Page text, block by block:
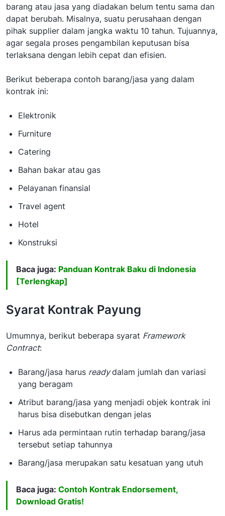
barang atau jasa yang diadakan belum tentu sama dan
dapat berubah. Misalnya, suatu perusahaan dengan
pihak supplier dalam jangka waktu 10 tahun. Tujuannya,
agar segala proses pengambilan keputusan bisa
terlaksana dengan lebih cepat dan efisien.
Berikut beberapa contoh barang/jasa yang dalam
kontrak ini:
Elektronik
Furniture
Catering
Bahan bakar atau gas
Pelayanan finansial
Travel agent
Hotel
Konstruksi
Baca juga: Panduan Kontrak Baku di Indonesia
[Terlengkap]
Syarat Kontrak Payung
Umumnya, berikut beberapa syarat Framework
Contract:
Barang/jasa harus readydalam jumlah dan variasi
yang beragam
Atribut barang/jasa yang menjadi objek kontrak ini
harus bisa disebutkan dengan jelas
Harus ada permintaan rutin terhadap barang/jasa
tersebut setiap tahunnya
Barang/jasa merupakan satu kesatuan yang utuh
Baca juga: Contoh Kontrak Endorsement,
Download Gratis!